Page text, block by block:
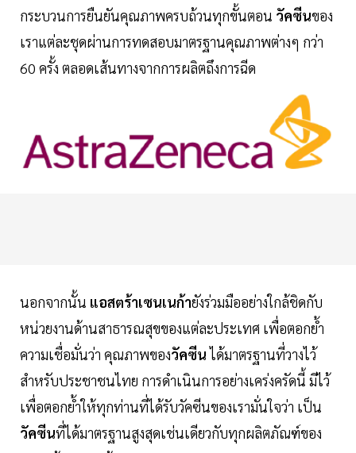
กระบวนการยืนยันคุณภาพครบถ้วนทุกขั้นตอน วัคซีนของ
เราแต่ละชุดผ่านการทดสอบมาตรฐานคุณภาพต่างๆ กว่า
60 ครั้ง ตลอดเส้นทางจากการผลิตถึงการฉีด
นอกจากนั้น แอสตร้าเซนเนก้ายังร่วมมืออย่างใกล้ชิดกับ
หน่วยงานด้านสาธารณสุขของแต่ละประเทศ เพื่อตอกย้ำ
ความเชื่อมั่นว่า คุณภาพของวัคซีนได้มาตรฐานที่วางไว้
สำหรับประชาชนไทย การดำเนินการอย่างเคร่งครัดนี้ มีไว้
เพื่อตอกย้ำให้ทุกท่านที่ได้รับวัคซีนของเรามั่นใจว่า เป็น
วัคซีนที่ได้มาตรฐานสูงสุดเช่นเดียวกับทุกผลิตภัณฑ์ของ